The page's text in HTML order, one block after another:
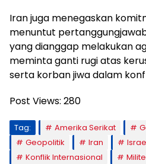
Iran juga menegaskan
menuntut
yang dianggap melakukan
meminta ganti rugi atas
serta korban jiwa dalam
Post Views: 280
Tag: Amerika Serikat
Geopolitik
Iran
Konflik Internasional